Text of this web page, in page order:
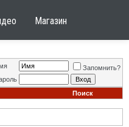
Магазин
Запомнить?
Поиск